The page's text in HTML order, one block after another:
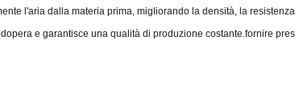
l'aria dalla materia prima, migliorando la densità, la
e garantisce una qualità di produzione costante.fornire